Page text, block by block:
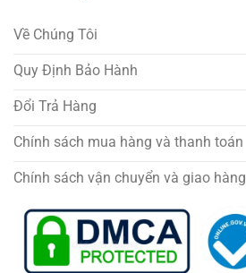
Về Chúng Tôi
Quy Định Bảo Hành
Đổi Trả Hàng
Chính sách mua hàng và thanh toán
Chính sách vận chuyển và giao hàng